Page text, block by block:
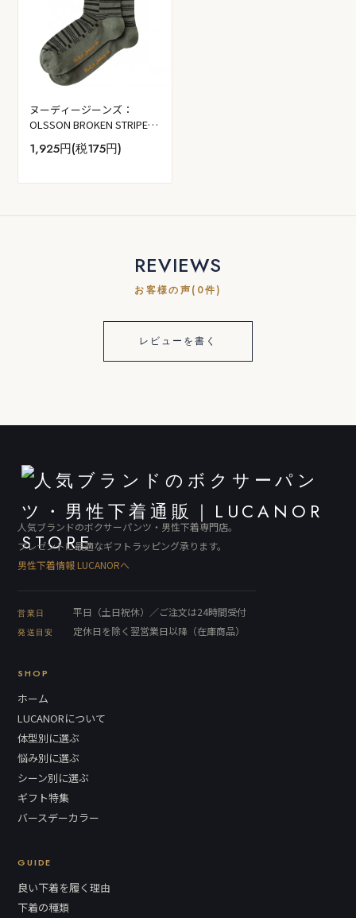
ヌーディージーンズ：
OLSSON BROKEN STRIPE
ソックス (グラス）
1,925円(税175円)
REVIEWS
お客様の声(0件)
レビューを書く
人気ブランドのボクサーパンツ・男性下着専門店。
プレゼントに最適なギフトラッピング承ります。
男性下着情報 LUCANORへ
営業日 平日（土日祝休）／ご注文は24時間受付
発送目安 定休日を除く翌営業日以降（在庫商品）
SHOP
ホーム
LUCANORについて
体型別に選ぶ
悩み別に選ぶ
シーン別に選ぶ
ギフト特集
バースデーカラー
GUIDE
良い下着を履く理由
下着の種類